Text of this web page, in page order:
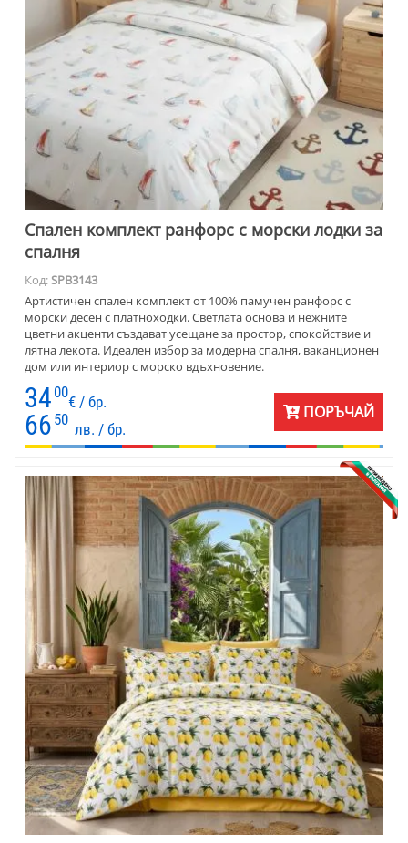
Спален комплект ранфорс с морски лодки за
спалня
Код:SPB3143
Артистичен спален комплект от 100% памучен ранфорс с
морски десен с платноходки. Светлата основа и нежните
цветни акценти създават усещане за простор, спокойствие и
лятна лекота. Идеален избор за модерна спалня, ваканционен
дом или интериор с морско вдъхновение.
34 00
€ / бр.
66 50
лв. / бр.
ПОРЪЧАЙ